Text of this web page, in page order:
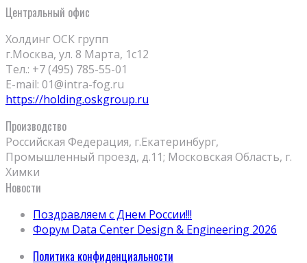
Центральный офис
Холдинг ОСК групп
г.Москва, ул. 8 Марта, 1с12
Тел.: +7 (495) 785-55-01
E-mail: 01@intra-fog.ru
https://holding.oskgroup.ru
Производство
Российская Федерация, г.Екатеринбург,
Промышленный проезд, д.11; Московская Область, г.
Химки
Новости
Поздравляем с Днем России!!!
Форум Data Center Design & Engineering 2026
Политика конфиденциальности